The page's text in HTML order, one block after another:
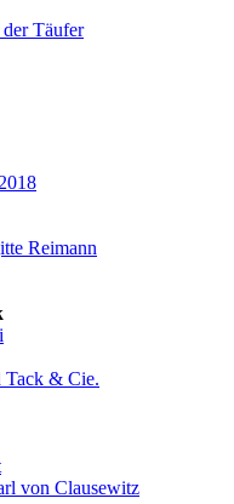
Täufer
Reimann
Tack & Cie.
von Clausewitz